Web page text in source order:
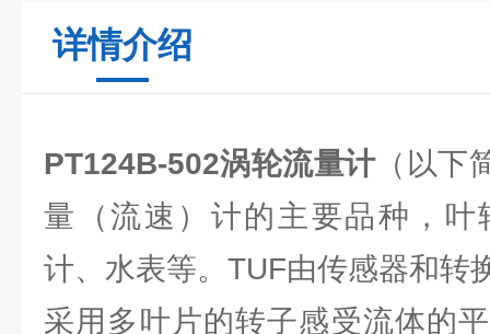
详情介绍
PT124B-502涡轮流量计（以下
量（流速）计的主要品种，叶
计、水表等。TUF由传感器和转
采用多叶片的转子感受流体的